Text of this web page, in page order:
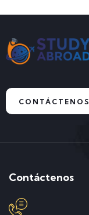
CONTÁCTENOS
Contáctenos